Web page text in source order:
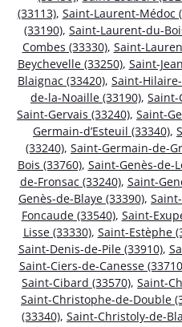
(33113), Saint-Laurent-Médoc
(33190), Saint-Laurent-du-
Combes (33330), Saint-
Beychevelle (33250), Saint-
Blaignac (33420), Saint-
de-la-Noaille (33190), Saint-
Saint-Gervais (33240), Saint-
Germain-d’Esteuil (33340),
(33240), Saint-Germain-de-
Bois (33760), Saint-Genès-de-
de-Fronsac (33240), Saint-
Genès-de-Blaye (33390),
Foncaude (33540), Saint-
Lisse (33330), Saint-Estèphe
Saint-Denis-de-Pile (33910),
Saint-Ciers-de-Canesse
Saint-Cibard (33570), Saint-
Saint-Christophe-de-Double
(33340), Saint-Christoly-de-